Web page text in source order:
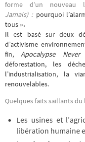
forme d’un nouveau
Jamais) : pourquoi
tous ».
Il est basé sur deux
d’activisme
fin,Apocalypse
déforestation, les
l’industrialisation, la
renouvelables.
Quelques faits saillants du
Les usines et
libération humaine